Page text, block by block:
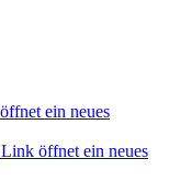
ein neues
öffnet ein neues